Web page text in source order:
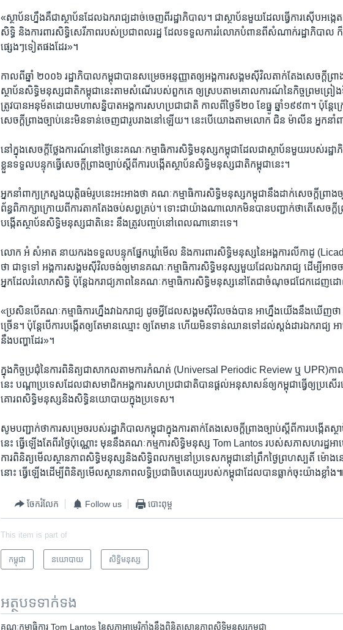
«ស្ថាប័ន​ហ្នឹង​គឺ​ជាស្ថាប័ន​ដែល​ឯករាជ្យ​ដាច់​ចេញ​ពី​រដ្ឋាភិបាល។ ជា​ស្ថាប័ន​មួយ​ដែល​ធ្វើ​ការ​ស៊ើបអង្កេ
សិទ្ធិ​ និង​ការពារ​សិទ្ធិ​សេរីភាព​របស់​ប្រជាពលរដ្ឋ ដែល​ទទួល​ការ​រំលោភបំពាន​ពី​សំណាក់​រដ្ឋាភិបាល ក៏
ផ្សេងៗ​ទៀត​ផង​ដែរ»។
កាល​ពី​ឆ្នាំ ២០០៦ រដ្ឋាភិបាល​កម្ពុជា​បាន​សម្រេច​អនុញ្ញាត​ឲ្យអង្គការ​សង្គមស៊ីវិល​តាក់​តែងសេចក្ដី​ព្រាង​
ស្ថាប័ន​សិទ្ធិមនុស្ស​ជាតិ​កម្ពុជា​នេះ​តាម​សំណើ​របស់​ពួកគេ​ ឲ្យ​ស្រប​តាម​គោល​ការណ៍​នៃ​កិច្ច​ព្រមព្រៀ
ត្រូវ​បាន​អនុម័ត​ដោយ​មហាសន្និបាត​អង្គការ​សហ​ប្រជា​ជាតិ កាល​ពី​ថ្ងៃ​ទី​២០ ខែ​ធ្នូ ឆ្នាំ​១៩៩៣។ ប៉ុន្ត
សេចក្ដី​ព្រាង​ច្បាប់​នេះ​មិន​ទាន់​ចេញ​ជា​រូប​រាង​នៅឡើយ។ នេះ​បើ​យោង​តាម​លោក ជិន ម៉ាលីន ​អ្នកនាំ
នៅ​ក្នុង​សេចក្ដី​ថ្លែងការណ៍នៅ​ថ្ងៃ​នេះ​គណៈកម្មាធិការ​សិទ្ធិ​មនុស្ស​កម្ពុជា​ដែល​ជា​ស្ថាប័ន​មួយ​របស់​រដ្ឋ
ខ្លួន​ទទួល​បន្ទុក​ធ្វើ​សេចក្ដី​ព្រាង​ច្បាប់​ស្តីពី​ការ​បង្កើត​ស្ថាប័ន​សិទ្ធិ​មនុស្ស​ជាតិ​កម្ពុជា​នេះ។
អ្នក​នាំ​ពាក្យ​ក្រសួង​យុត្តិ​ធម៌​រូប​នេះ​អះអាង​ថា គណៈកម្មាធិការ​សិទ្ធិ​មនុស្ស​កម្ពុជា​នឹង​ដាក់សេចក្ដី​ព្រាង​
ព័ន្ធពិភាក្សា​ក្រោយ​ពី​ការ​តាក​តែង​ចប់​សព្វ​គ្រប់។ ទោះជា​យ៉ាង​ណា​លោក​មិន​បាន​បញ្ជាក់​ថា​តើ​សេចក្ដី​ព្រ
បង្កើត​ស្ថាប័ន​សិទ្ធិ​មនុស្ស​ជាតិ​នេះ​ នឹង​ត្រូវ​បញ្ចប់​នៅ​ពេល​ណា​នោះ​ទេ។
លោក​ អំ សំអាត​ នាយក​រង​ទទួល​បន្ទុក​ផ្នែក​ឃ្លាំ​មើល​ និង​ការពារ​សិទ្ធិ​មនុស្ស​នៃ​អង្គការ​លីកាដូ​
ថា ជា​ទូទៅ​ អង្គការ​សង្គម​ស៊ីវិល​ចង់​ឲ្យ​មាន​គណៈកម្មាធិការ​សិទ្ធិ​មនុស្ស​មួយ​ដែល​ឯករាជ្យ​ ដើម្បី​អាច​ច
អ្នក​ដែល​រំលោភ​សិទ្ធិ​ ប៉ុន្តែ​ឯករាជ្យ​ភាព​នៃ​គណៈកម្មាធិការ​សិទ្ធិ​មនុស្ស​នៅ​តែ​ជា​ចំណុច​ជជែក​ដេញ
«ប្រសិន​បើ​គណៈកម្មាធិការ​ហ្នឹង​វា​ឯករាជ្យ ដូច​អ្វី​ដែល​សង្គម​ស៊ីវិល​ចង់បាន​ អា​ហ្នឹង​យើង​នឹង​ឃើញ​ថ
ច្រើន។ ប៉ុន្តែ​បើ​ការ​បង្កើត​ឲ្យ​តែ​មាន​ឈ្មោះ​ ឲ្យ​តែ​មាន​ ហើយ​មិន​ទាន់​ឈាន​ទៅ​ដល់​ស្តង់ដារ​ឯករាជ្យ​ អ
នឹង​បញ្ហា​ដែរ»។​
ក្នុង​កិច្ច​ប្រជុំ​នៃ​ការ​ពិនិត្យ​ជា​សាកល​តាម​ការ​កំណត់ (Universal Periodic Review ឬ UPR)​កា
នេះ ​បណ្ដា​ប្រទេស​ដែល​ជា​សមាជិក​អង្គការ​សហ​ប្រជាជាតិបាន​ផ្ដល់​អនុសាសន៍​ឲ្យ​កម្ពុជា​ធ្វើឲ្យ​ប្រសើរ​
គោរព​សិទ្ធិ​មនុស្ស​និង​សិទ្ធិ​នយោបាយ​ក្នុង​ប្រទេស។
សូម​បញ្ជាក់​ថា​ការ​សម្រេច​របស់​រដ្ឋាភិបាល​កម្ពុជា​ក្នុង​ការ​តាក់​តែង​សេចក្ដី​ព្រាង​ច្បាប់​ស្តីពី​ការ​បង្កើត​
នេះ ធ្វើ​ឡើង​តែ​ពីរ​ថ្ងៃ​ប៉ុណ្ណោះ​ មុន​នឹង​គណៈកម្មការ​សិទ្ធិ​មនុស្ស​ Tom Lantos របស់​សភាសហរដ្ឋ​អាម
ការ​ពិនិត្យ​មើល​ស្ថានភាព​សិទ្ធិ​មនុស្ស​និង​សិទ្ធិ​ពលកម្ម​នៅ​ប្រទេស​កម្ពុជា​នៅព្រឹក​ថ្ងៃ​ព្រហស្បតិ៍ ម៉ោង​ន
នោះ ធ្វើ​ឡើង​ដើម្បី​ពិនិត្យ​មើល​ស្ថានភាព​លទ្ធិ​ប្រជាធិបតេយ្យរបស់​កម្ពុជា​ដែល​បាន​ធ្លាក់​ចុះ​យ៉ាង​ខ្លាំង៕
ចែករំលែក Follow us បោះពុម្ព
This item is part of
កម្ពុជា នយោបាយ សិទ្ធិ​មនុស្ស
អត្ថបទ​ទាក់ទង
គណៈកម្មាធិការ Tom Lantos នៃ​សភា​អាមេរិកាំង​នឹង​ពិនិត្យ​ស្ថានភាព​សិទ្ធិ​មនុស្ស​កម្ពុជា